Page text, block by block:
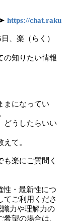
https://chat.raku
、楽（らく）
の知りたい情報
まになってい
どうしたらいい
て。
楽にご質問く
・最新性につ
てご利用くださ
力や理解力の
望の場合は、